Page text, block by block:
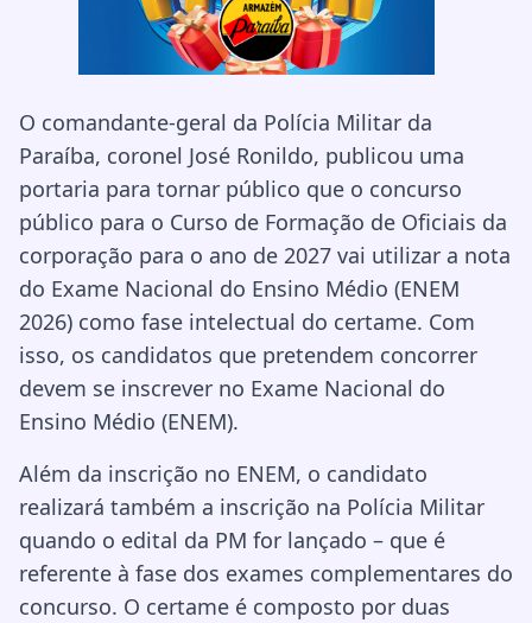
O comandante-geral da Polícia Militar da
Paraíba, coronel José Ronildo, publicou uma
portaria para tornar público que o concurso
público para o Curso de Formação de Oficiais da
corporação para o ano de 2027 vai utilizar a nota
do Exame Nacional do Ensino Médio (ENEM
2026) como fase intelectual do certame. Com
isso, os candidatos que pretendem concorrer
devem se inscrever no Exame Nacional do
Ensino Médio (ENEM).
Além da inscrição no ENEM, o candidato
realizará também a inscrição na Polícia Militar
quando o edital da PM for lançado – que é
referente à fase dos exames complementares do
concurso. O certame é composto por duas